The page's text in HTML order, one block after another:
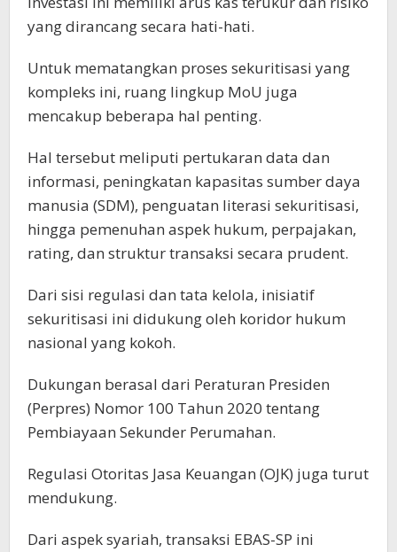
yang dirancang secara hati-hati.
Untuk mematangkan proses sekuritisasi yang
kompleks ini, ruang lingkup MoU juga
mencakup beberapa hal penting.
Hal tersebut meliputi pertukaran data dan
informasi, peningkatan kapasitas sumber daya
manusia (SDM), penguatan literasi sekuritisasi,
hingga pemenuhan aspek hukum, perpajakan,
rating, dan struktur transaksi secara prudent.
Dari sisi regulasi dan tata kelola, inisiatif
sekuritisasi ini didukung oleh koridor hukum
nasional yang kokoh.
Dukungan berasal dari Peraturan Presiden
(Perpres) Nomor 100 Tahun 2020 tentang
Pembiayaan Sekunder Perumahan.
Regulasi Otoritas Jasa Keuangan (OJK) juga turut
mendukung.
Dari aspek syariah, transaksi EBAS-SP ini